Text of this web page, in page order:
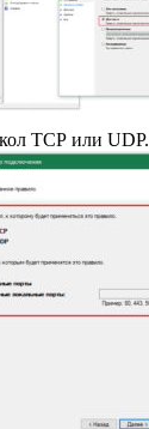
ТСР или UDP.